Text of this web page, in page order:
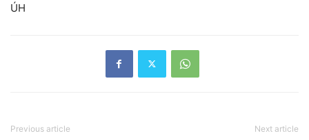
ÚH
Previous article Next article